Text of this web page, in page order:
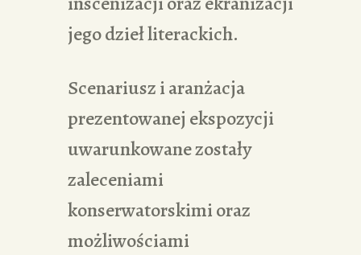
jego dzieł literackich.
Scenariusz i aranżacja
prezentowanej ekspozycji
uwarunkowane zostały
zaleceniami
konserwatorskimi oraz
możliwościami